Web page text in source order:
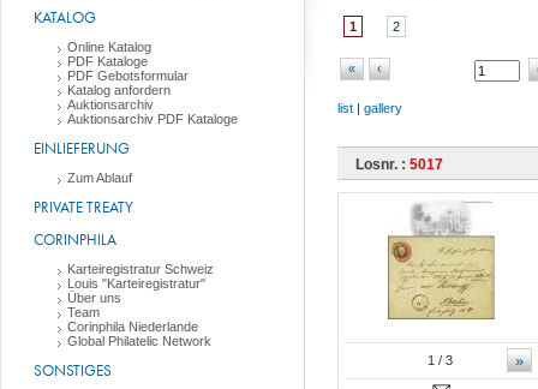
KATALOG
Online Katalog
PDF Kataloge
PDF Gebotsformular
Katalog anfordern
Auktionsarchiv
Auktionsarchiv PDF Kataloge
EINLIEFERUNG
Zum Ablauf
PRIVATE TREATY
CORINPHILA
Karteiregistratur Schweiz
Louis "Karteiregistratur"
Über uns
Team
Corinphila Niederlande
Global Philatelic Network
SONSTIGES
1 2
« ‹
list | gallery
Losnr. : 5017
»
1 / 3